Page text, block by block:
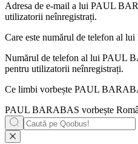
Adresa de e-mail a lui PAUL
utilizatorii neînregistrați.
Care este numărul de telefon al lui
Numărul de telefon al lui PAUL
pentru utilizatorii neînregistrați.
Ce limbi vorbește PAUL
PAUL BARABAS vorbește